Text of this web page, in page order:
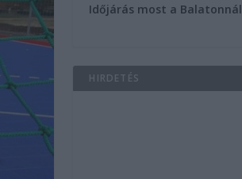
Időjárás most a Balatonnál
HIRDETÉS